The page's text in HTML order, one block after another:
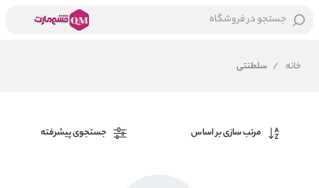
جستجو در فروشگاه
خانه / سلطنتی
مرتب سازی بر اساس جستجوی پیشرفته